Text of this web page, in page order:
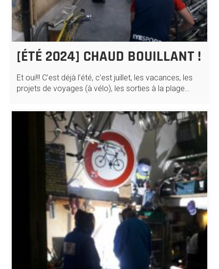
[ÉTÉ 2024] CHAUD BOUILLANT !
Et oui!!! C’est déjà l’été, c’est juillet, les vacances, les
projets de voyages (à vélo), les sorties à la plage…